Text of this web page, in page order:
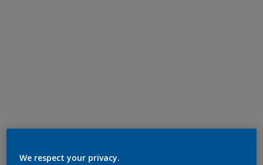
We respect your privacy.